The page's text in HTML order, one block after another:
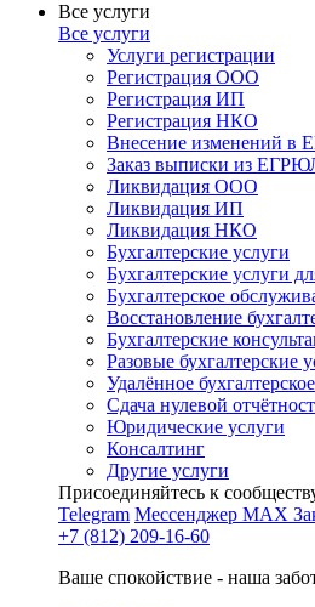
Все услуги
Все услуги
Услуги регистрации
Регистрация ООО
Регистрация ИП
Регистрация НКО
Внесение изменений
Заказ выписки из
Ликвидация ООО
Ликвидация ИП
Ликвидация НКО
Бухгалтерские услуги
Бухгалтерские услуги
Бухгалтерское
Восстановление
Бухгалтерские
Разовые бухгалтерские
Удалённое
Сдача нулевой
Юридические услуги
Консалтинг
Другие услуги
Присоединяйтесь к
Telegram Мессенджер MAX
+7 (812) 209-16-60
Ваше спокойствие - наша